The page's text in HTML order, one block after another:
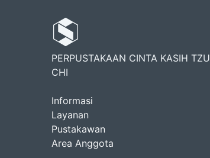
PERPUSTAKAAN CINTA KASIH TZU
CHI
Informasi
Layanan
Pustakawan
Area Anggota